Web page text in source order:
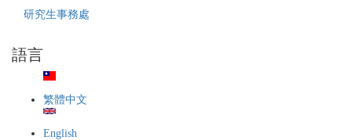
研究生事務處
語言
繁體中文
English